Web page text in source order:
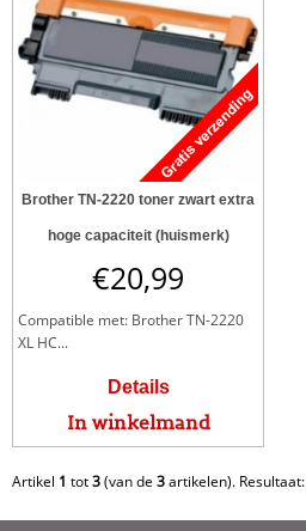
Brother TN-2220 toner zwart extra
hoge capaciteit (huismerk)
€20,99
Compatible met: Brother TN-2220
XL HC...
Details
In winkelmand
Artikel 1 tot3(van de 3artikelen). Resultaat: